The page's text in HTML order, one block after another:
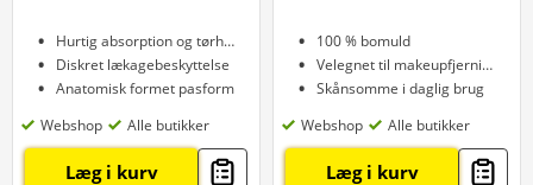
Hurtig absorption og tørhed
Diskret lækagebeskyttelse
Anatomisk formet pasform
Webshop
Alle butikker
Læg i kurv
100 % bomuld
Velegnet til makeupfjerning
Skånsomme i daglig brug
Webshop
Alle butikker
Læg i kurv